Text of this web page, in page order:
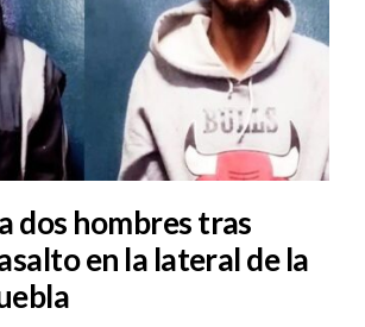
dos hombres tras
en la lateral de la